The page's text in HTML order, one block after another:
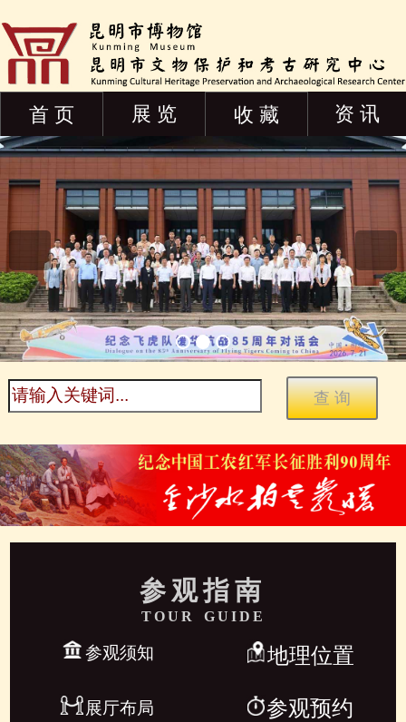
首 页 展 览 收 藏 资 讯
参观指南
TOUR GUIDE
参观须知 地理位置
展厅布局 参观预约